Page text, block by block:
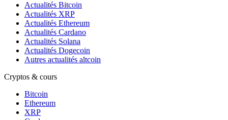
Actualités Bitcoin
Actualités XRP
Actualités Ethereum
Actualités Cardano
Actualités Solana
Actualités Dogecoin
Autres actualités altcoin
Cryptos & cours
Bitcoin
Ethereum
XRP